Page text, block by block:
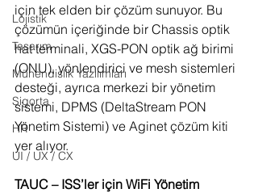
Lojistik
Tasarım
Mühendislik Yazılımları
Sigorta
HR
UI / UX / CX
için tek elden bir çözüm sunuyor. Bu
çözümün içeriğinde bir Chassis optik
hat terminali, XGS-PON optik ağ birimi
(ONU), yönlendirici ve mesh sistemleri
desteği, ayrıca merkezi bir yönetim
sistemi, DPMS (DeltaStream PON
Yönetim Sistemi) ve Aginet çözüm kiti
yer alıyor.
TAUC – ISS’ler için WiFi Yönetim